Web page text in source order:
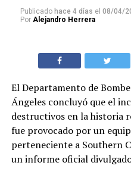
Publicado hace 4 días el 08/04/
Por Alejandro Herrera
El Departamento de
Ángeles concluyó que el
destructivos en la historia
fue provocado por un
perteneciente a Southern
un informe oficial